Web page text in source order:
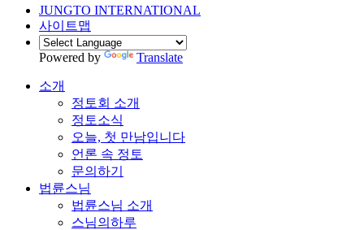
JUNGTO INTERNATIONAL
사이트맵
Powered by Translate
소개
정토회 소개
정토소식
오늘, 첫 만남입니다
언론 속 정토
문의하기
법륜스님
법륜스님 소개
스님의하루